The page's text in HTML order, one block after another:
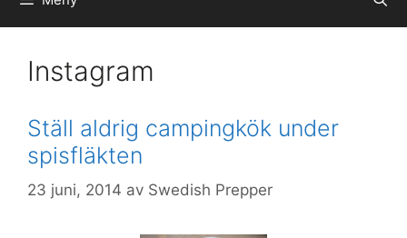
Instagram
Ställ aldrig campingkök under
spisfläkten
23 juni, 2014 av Swedish Prepper